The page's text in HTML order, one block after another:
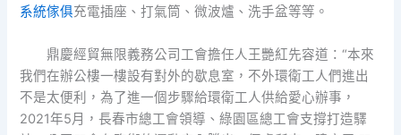
系統傢俱充電插座、打氣筒、微波爐、洗手盆等等。
鼎慶經貿無限義務公司工會擔任人王艷紅先容道：“本來
我們在辦公樓一樓設有對外的歇息室，不外環衛工人們進出
不是太便利，為了進一個步驟給環衛工人供給愛心辦事，
2021年5月，長春市總工會領導、綠園區總工會支撐打造驛